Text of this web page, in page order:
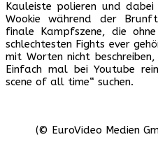
Kauleiste polieren und
Wookie während der
finale Kampfszene, die
schlechtesten Fights ever
mit Worten nicht
Einfach mal bei Youtube
scene of all time“ suchen.
(© EuroVideo Medien